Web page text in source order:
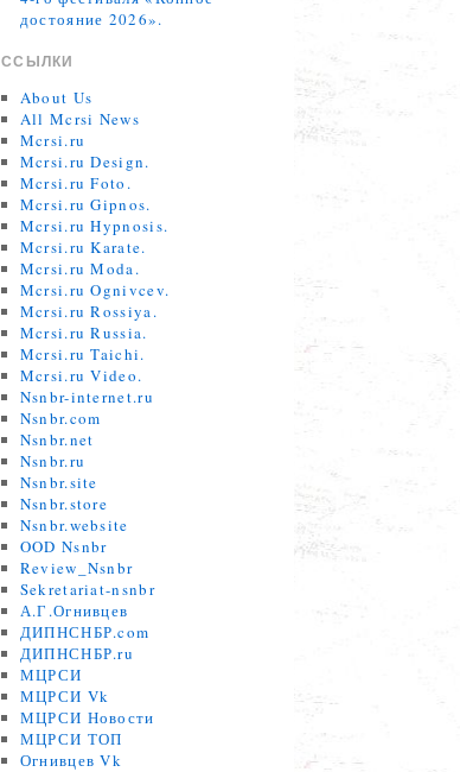
достояние 2026».
ССЫЛКИ
About Us
All Mcrsi News
Mcrsi.ru
Mcrsi.ru Design.
Mcrsi.ru Foto.
Mcrsi.ru Gipnos.
Mcrsi.ru Hypnosis.
Mcrsi.ru Karate.
Mcrsi.ru Moda.
Mcrsi.ru Ognivcev.
Mcrsi.ru Rossiya.
Mcrsi.ru Russia.
Mcrsi.ru Taichi.
Mcrsi.ru Video.
Nsnbr-internet.ru
Nsnbr.com
Nsnbr.net
Nsnbr.ru
Nsnbr.site
Nsnbr.store
Nsnbr.website
OOD Nsnbr
Review_Nsnbr
Sekretariat-nsnbr
А.Г.Огнивцев
ДИПНСНБР.com
ДИПНСНБР.ru
МЦРСИ
МЦРСИ Vk
МЦРСИ Новости
МЦРСИ ТОП
Огнивцев Vk